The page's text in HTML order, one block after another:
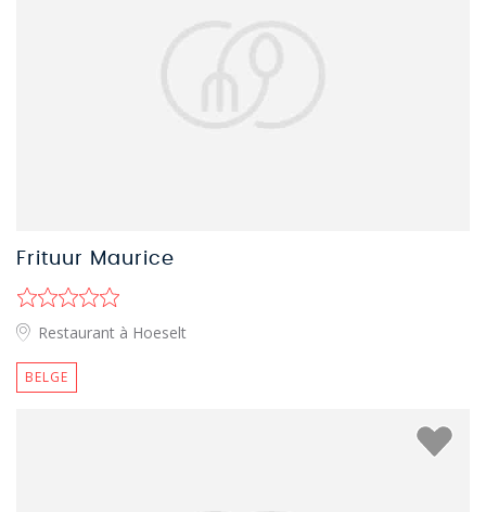
Frituur Maurice
Restaurant à Hoeselt
BELGE